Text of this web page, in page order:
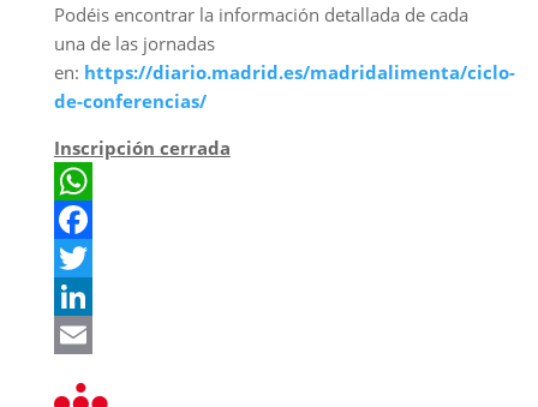
Podéis encontrar la información detallada de cada
una de las jornadas
en: https://diario.madrid.es/madridalimenta/ciclo-
de-conferencias/
Inscripción cerrada
WhatsApp
Facebook
Twitter
LinkedIn